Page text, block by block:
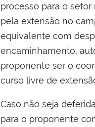
processo para o setor
pela extensão no
equivalente com
encaminhamento,
proponente ser o
curso livre de
Caso não seja
para o proponente